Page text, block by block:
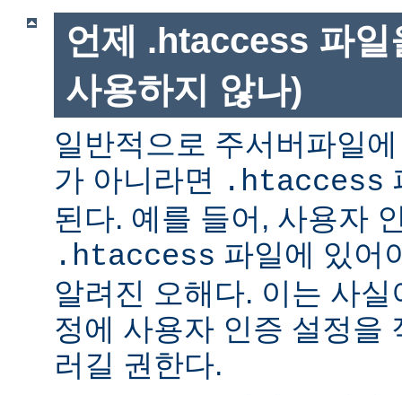
언제 .htaccess 파일
사용하지 않나)
일반적으로 주서버파일
가 아니라면 .htaccess
된다. 예를 들어, 사용자
.htaccess 파일에 있어
알려진 오해다. 이는 사
정에 사용자 인증 설정을
러길 권한다.